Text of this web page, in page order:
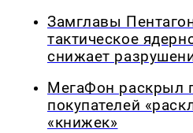
Замглавы
тактическое
снижает
МегаФон раскрыл
покупателей
«книжек»